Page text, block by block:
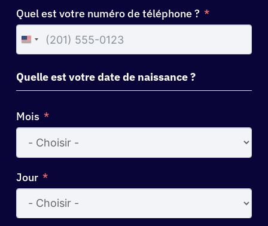
Quel est votre numéro de téléphone ?
United
States
+1
Quelle est votre date de naissance ?
Mois
Jour